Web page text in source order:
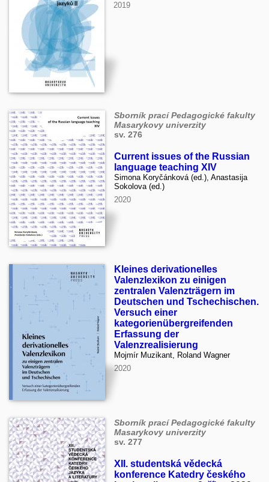
2019
Sborník prací Pedagogické fakulty
Masarykovy univerzity
sv. 276
Current issues of the Russian
language teaching XIV
Simona Koryčánková (ed.), Anastasija
Sokolova (ed.)
2020
Kleines derivationelles
Valenzlexikon zu einigen
zentralen Valenzträgern im
Deutschen und Tschechischen.
Versuch einer
kategorienübergreifenden
Erfassung der
Valenzrealisierung
Mojmír Muzikant, Roland Wagner
2020
Sborník prací Pedagogické fakulty
Masarykovy univerzity
sv. 277
XII. studentská vědecká
konference Katedry českého